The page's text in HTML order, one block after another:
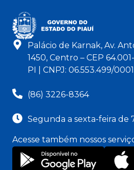
Palácio de Karnak, Av.
1450, Centro – CEP
PI | CNPJ: 06.553.499/
(86) 3226-8364
Segunda a sexta-feira de
Acesse também nossos